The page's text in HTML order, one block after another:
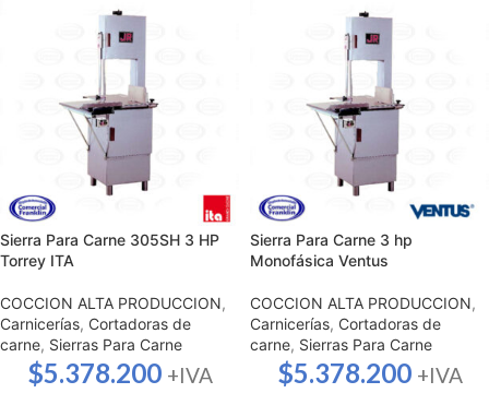
Sierra Para Carne 305SH 3 HP
Torrey ITA
COCCION ALTA PRODUCCION,
Carnicerías, Cortadoras de
carne, Sierras Para Carne
$5.378.200 +IVA
Sierra Para Carne 3 hp
Monofásica Ventus
COCCION ALTA PRODUCCION,
Carnicerías, Cortadoras de
carne, Sierras Para Carne
$5.378.200 +IVA